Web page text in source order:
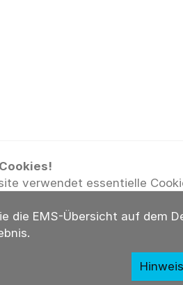
verwendet essentielle
wie Sie mit ihr
nach Zustimmung gesetzt.
die EMS-Übersicht auf dem